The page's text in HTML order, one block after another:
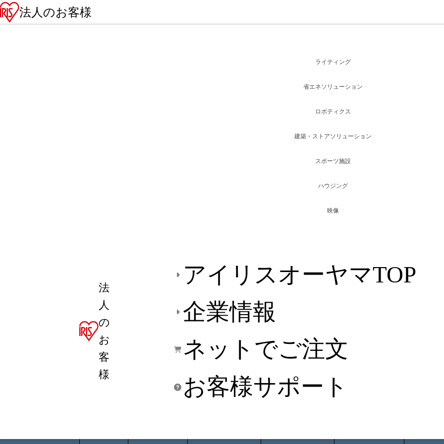
法人のお客様
法
人
の
お
客
様
アイリスオーヤマTOP
企業情報
ネットでご注文
お客様サポート
ライティング
省エネソリューション
ロボティクス
建築・ストアソリューション
スポーツ施設
ハウジング
映像